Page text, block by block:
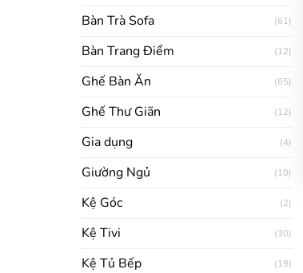
Bàn Trà Sofa (61)
Bàn Trang Điểm (12)
Ghế Bàn Ăn (65)
Ghế Thư Giãn (12)
Gia dụng (4)
Giường Ngủ (10)
Kệ Góc (2)
Kệ Tivi (30)
Kệ Tủ Bếp (19)